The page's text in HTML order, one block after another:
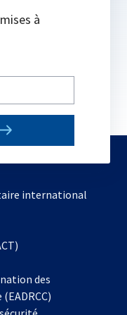
à
international
des